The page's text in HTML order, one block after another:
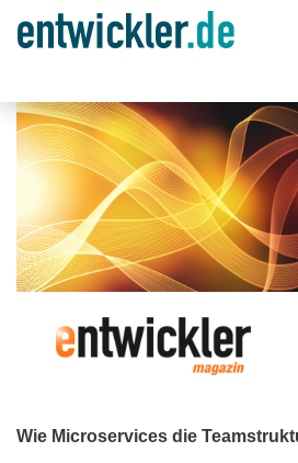
Wie Microservices die